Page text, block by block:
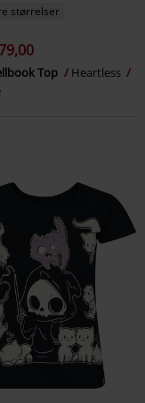
størrelser
Top
Heartless